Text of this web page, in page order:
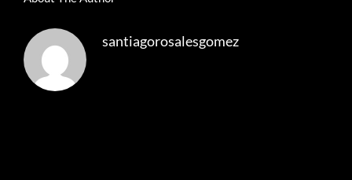
santiagorosalesgomez